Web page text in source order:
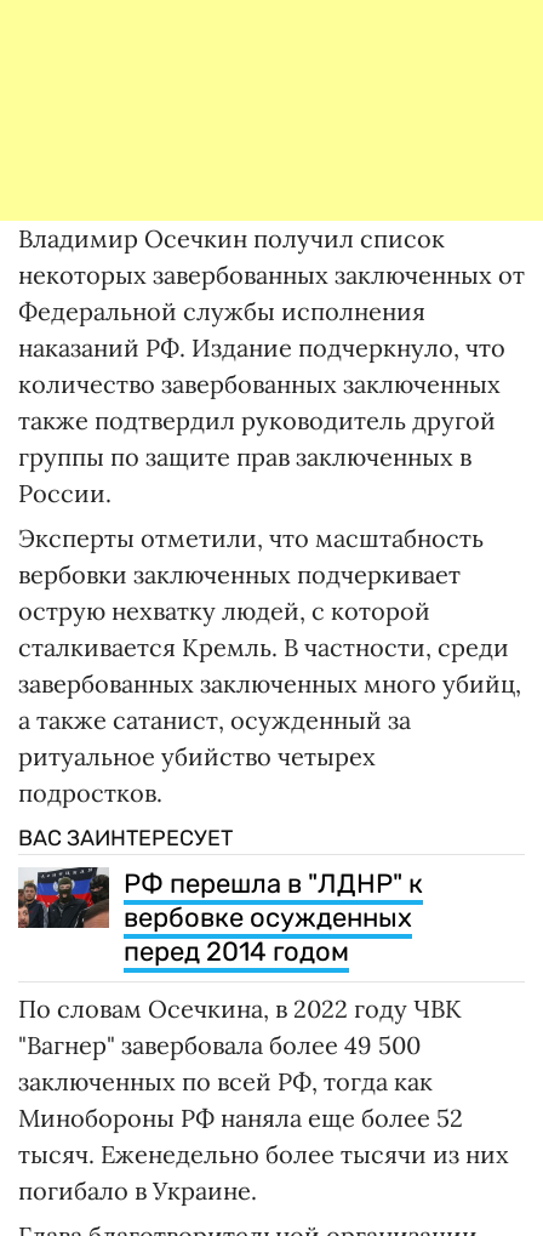
Владимир Осечкин получил список
некоторых завербованных заключенных от
Федеральной службы исполнения
наказаний РФ. Издание подчеркнуло, что
количество завербованных заключенных
также подтвердил руководитель другой
группы по защите прав заключенных в
России.
Эксперты отметили, что масштабность
вербовки заключенных подчеркивает
острую нехватку людей, с которой
сталкивается Кремль. В частности, среди
завербованных заключенных много убийц,
а также сатанист, осужденный за
ритуальное убийство четырех
подростков.
ВАС ЗАИНТЕРЕСУЕТ
РФ перешла в "ЛДНР" к
вербовке осужденных
перед 2014 годом
По словам Осечкина, в 2022 году ЧВК
"Вагнер" завербовала более 49 500
заключенных по всей РФ, тогда как
Минобороны РФ наняла еще более 52
тысяч. Еженедельно более тысячи из них
погибало в Украине.